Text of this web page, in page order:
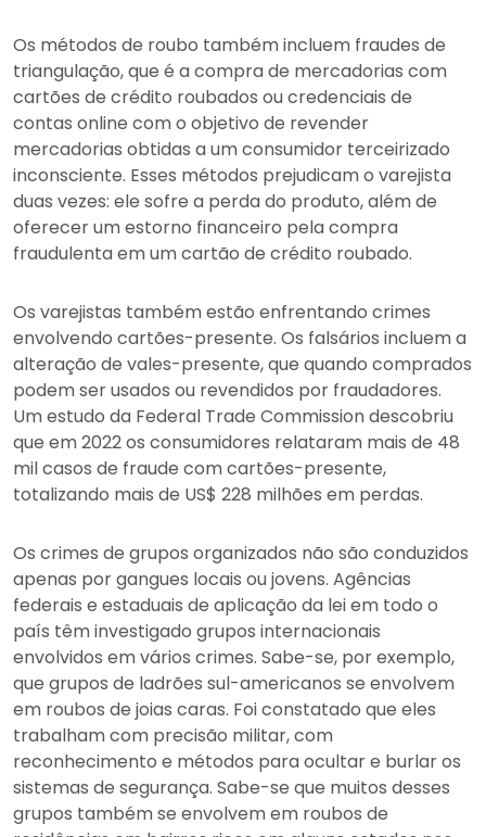
Os métodos de roubo também incluem fraudes de
triangulação, que é a compra de mercadorias com
cartões de crédito roubados ou credenciais de
contas online com o objetivo de revender
mercadorias obtidas a um consumidor terceirizado
inconsciente. Esses métodos prejudicam o varejista
duas vezes: ele sofre a perda do produto, além de
oferecer um estorno financeiro pela compra
fraudulenta em um cartão de crédito roubado.
Os varejistas também estão enfrentando crimes
envolvendo cartões-presente. Os falsários incluem a
alteração de vales-presente, que quando comprados
podem ser usados ou revendidos por fraudadores.
Um estudo da Federal Trade Commission descobriu
que em 2022 os consumidores relataram mais de 48
mil casos de fraude com cartões-presente,
totalizando mais de US$ 228 milhões em perdas.
Os crimes de grupos organizados não são conduzidos
apenas por gangues locais ou jovens. Agências
federais e estaduais de aplicação da lei em todo o
país têm investigado grupos internacionais
envolvidos em vários crimes. Sabe-se, por exemplo,
que grupos de ladrões sul-americanos se envolvem
em roubos de joias caras. Foi constatado que eles
trabalham com precisão militar, com
reconhecimento e métodos para ocultar e burlar os
sistemas de segurança. Sabe-se que muitos desses
grupos também se envolvem em roubos de